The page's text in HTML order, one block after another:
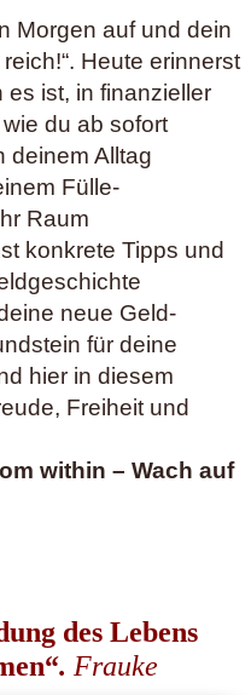
Morgen auf und dein
Heute erinnerst
ist, in finanzieller
du ab sofort
deinem Alltag
Fülle-
Raum
konkrete Tipps und
neue Geld-
für deine
hier in diesem
Freiheit und
within – Wach auf
des Lebens
. Frauke